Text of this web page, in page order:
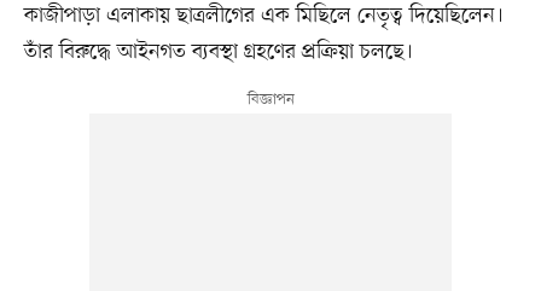
কাজীপাড়া এলাকায় ছাত্রলীগের এক মিছিলে নেতৃত্ব দিয়েছিলেন।
তাঁর বিরুদ্ধে আইনগত ব্যবস্থা গ্রহণের প্রক্রিয়া চলছে।